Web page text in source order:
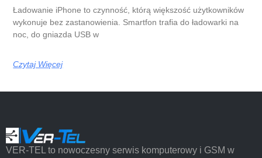
Ładowanie iPhone to czynność, którą większość użytkowników
wykonuje bez zastanowienia. Smartfon trafia do ładowarki na
noc, do gniazda USB w
Czytaj Więcej
VER-TEL to nowoczesny serwis komputerowy i GSM w